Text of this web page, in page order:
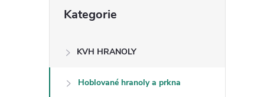
s
kategorie
Kategorie
KVH HRANOLY
Hoblované hranoly a prkna